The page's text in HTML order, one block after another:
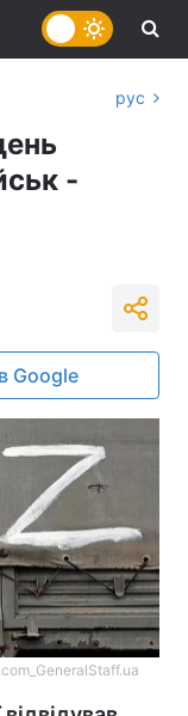
рус
-
Google